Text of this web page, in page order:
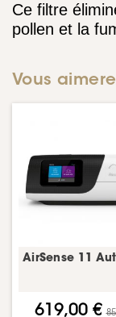
Ce filtre
pollen et la
Vous
619,00 €